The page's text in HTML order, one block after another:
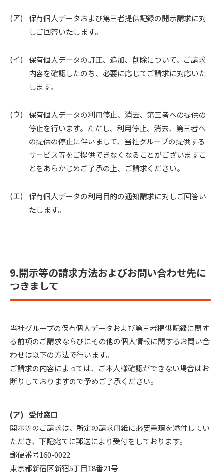
保有個人データおよび第三者提供記録の開示請求に対
しご回答いたします。
保有個人データの訂正、追加、削除について、ご請求
内容を確認したのち、必要に応じてご請求に対応いた
します。
保有個人データの利用停止、消去、第三者への提供の
停止を行います。ただし、利用停止、消去、第三者へ
の提供の停止に伴いまして、当社グループの提供する
サービス等をご提供できなくなることがございますこ
とをあらかじめご了承の上、ご請求ください。
保有個人データの利用目的の通知請求に対しご回答い
たします。
9.開示等の請求方法およびお問い合わせ先に
つきまして
当社グループの保有個人データおよび第三者提供記録に関す
る前項のご請求ならびにその他の個人情報に関するお問い合
わせは以下の方法で行います。
ご請求の内容によっては、ご本人様確認ができない場合はお
断りしておりますので予めご了承ください。
受付窓口
開示等のご請求は、所定の請求用紙に必要書類を添付してい
ただき、下記宛てに郵送により受付をしております。
郵便番号160-0022
東京都新宿区新宿5丁目18番21号